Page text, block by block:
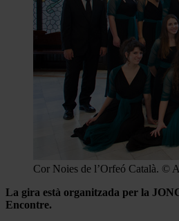
Cor Noies de l’Orfeó Català. ©
La gira està organitzada per la
Encontre.